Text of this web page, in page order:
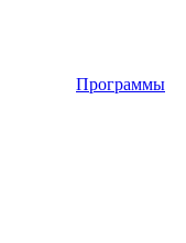
Программы